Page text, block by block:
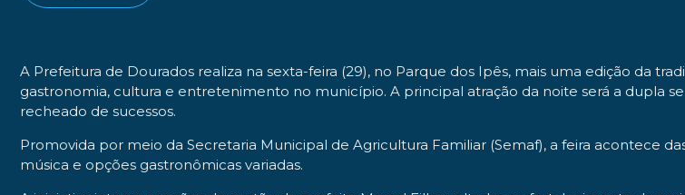
A Prefeitura de Dourados realiza na sexta-feira (29), no Parque dos Ipês, mais uma edição da
gastronomia, cultura e entretenimento no município. A principal atração da noite será a dupla
recheado de sucessos.
Promovida por meio da Secretaria Municipal de Agricultura Familiar (Semaf), a feira acontece
música e opções gastronômicas variadas.